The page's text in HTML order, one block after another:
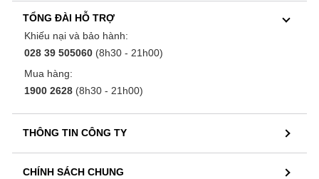
TỔNG ĐÀI HỖ TRỢ
Khiếu nại và bảo hành:
028 39 505060 (8h30 - 21h00)
Mua hàng:
1900 2628 (8h30 - 21h00)
THÔNG TIN CÔNG TY
CHÍNH SÁCH CHUNG